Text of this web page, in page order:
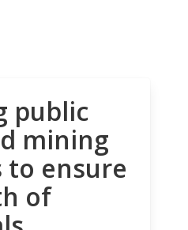
public
mining
to ensure
of